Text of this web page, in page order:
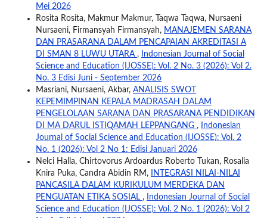
Mei 2026
Rosita Rosita, Makmur Makmur, Taqwa Taqwa, Nursaeni
Nursaeni, Firmansyah Firmansyah, MANAJEMEN SARANA
DAN PRASARANA DALAM PENCAPAIAN AKREDITASI A
DI SMAN 8 LUWU UTARA ,
Indonesian Journal of Social
Science and Education (IJOSSE): Vol. 2 No. 3 (2026): Vol 2.
No. 3 Edisi Juni - September 2026
Masriani, Nursaeni, Akbar, ANALISIS SWOT
KEPEMIMPINAN KEPALA MADRASAH DALAM
PENGELOLAAN SARANA DAN PRASARANA PENDIDIKAN
DI MA DARUL ISTIQAMAH LEPPANGANG ,
Indonesian
Journal of Social Science and Education (IJOSSE): Vol. 2
No. 1 (2026): Vol 2 No 1: Edisi Januari 2026
Nelci Halla, Chirtovorus Ardoardus Roberto Tukan, Rosalia
Knira Puka, Candra Abidin RM,
INTEGRASI NILAI-NILAI
PANCASILA DALAM KURIKULUM MERDEKA DAN
PENGUATAN ETIKA SOSIAL ,
Indonesian Journal of Social
Science and Education (IJOSSE): Vol. 2 No. 1 (2026): Vol 2